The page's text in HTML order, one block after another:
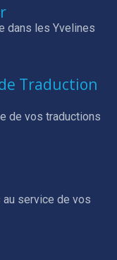
dans les Yvelines
Traduction
de vos traductions
service de vos